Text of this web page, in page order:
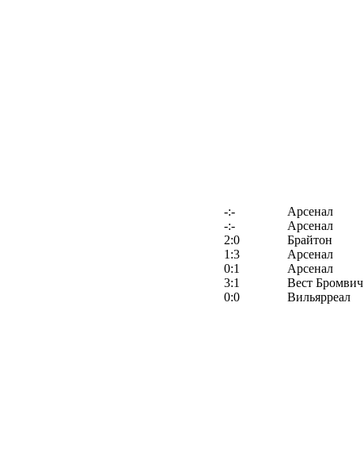
-:-
Арсенал
-:-
Арсенал
2:0
Брайтон
1:3
Арсенал
0:1
Арсенал
3:1
Вест Бромвич
0:0
Вильярреал